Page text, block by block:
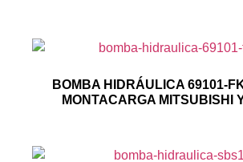
BOMBA HIDRÁULICA 69101-
MONTACARGA MITSUBISHI